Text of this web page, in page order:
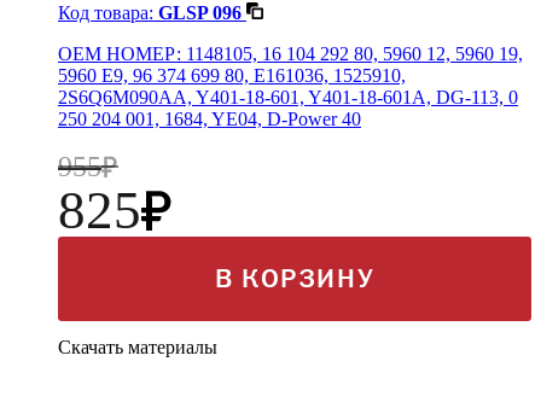
Код товара: GLSP 096
OEM НОМЕР: 1148105, 16 104 292 80, 5960 12, 5960 19,
5960 E9, 96 374 699 80, E161036, 1525910,
2S6Q6M090AA, Y401-18-601, Y401-18-601A, DG-113, 0
250 204 001, 1684, YE04, D-Power 40
955
825
В КОРЗИНУ
Скачать материалы